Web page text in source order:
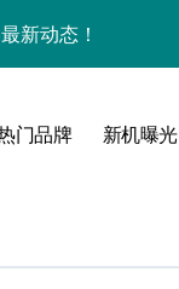
新动态！
法秘籍
元！
中！
门品牌 新机曝光